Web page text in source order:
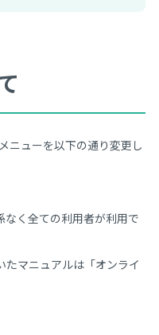
ニューを以下の通り変更し
なく全ての利用者が利用で
マニュアルは「オンライ